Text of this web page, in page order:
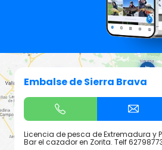
Embalse de Sierra Brava
Licencia de pesca de Extremadura y
Bar el cazador en Zorita. Telf